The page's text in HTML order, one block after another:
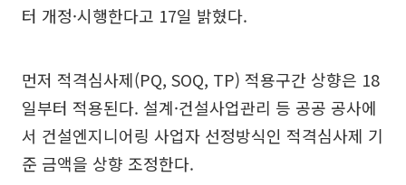
터 개정·시행한다고 17일 밝혔다.
먼저 적격심사제(PQ, SOQ, TP) 적용구간 상향은 18
일부터 적용된다. 설계·건설사업관리 등 공공 공사에
서 건설엔지니어링 사업자 선정방식인 적격심사제 기
준 금액을 상향 조정한다.